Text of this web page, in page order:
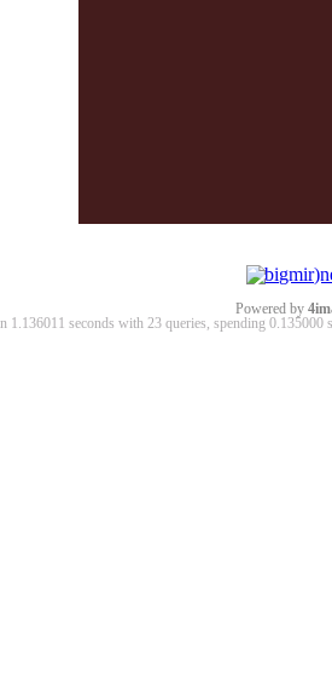
Powered by
in 1.136011 seconds with 23 queries, spending